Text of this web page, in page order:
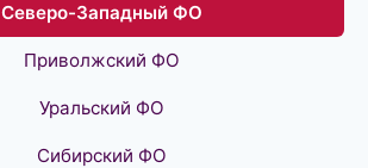
Северо-Западный ФО
Приволжский ФО
Уральский ФО
Сибирский ФО